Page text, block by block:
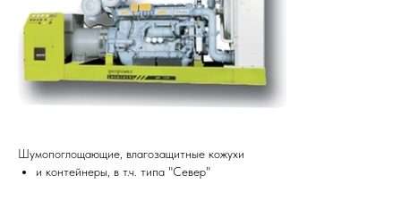
Шумопоглощающие, влагозащитные кожухи
и контейнеры, в т.ч. типа "Север"